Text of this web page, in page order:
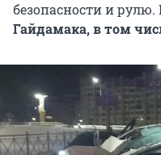
безопасности и
Гайдамака, в том